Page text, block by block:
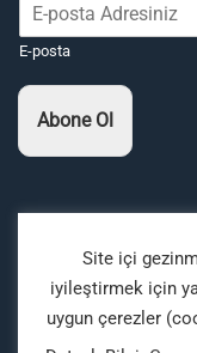
E-posta
Abone Ol
Site içi
iyileştirmek için
uygun çerezler